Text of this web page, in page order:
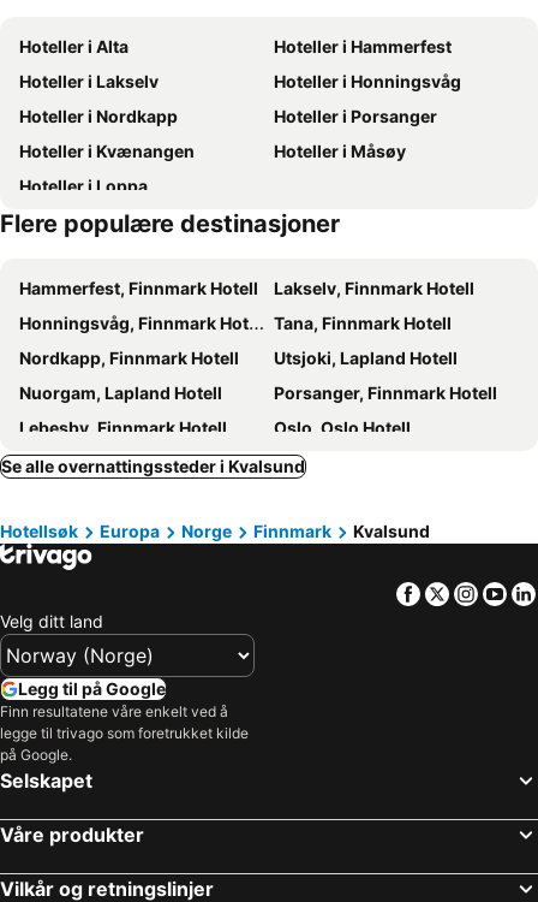
Hoteller i Alta
Hoteller i Hammerfest
Hoteller i Lakselv
Hoteller i Honningsvåg
Hoteller i Nordkapp
Hoteller i Porsanger
Hoteller i Kvænangen
Hoteller i Måsøy
Hoteller i Loppa
Flere populære destinasjoner
Hammerfest, Finnmark Hotell
Lakselv, Finnmark Hotell
Honningsvåg, Finnmark Hotell
Tana, Finnmark Hotell
Nordkapp, Finnmark Hotell
Utsjoki, Lapland Hotell
Nuorgam, Lapland Hotell
Porsanger, Finnmark Hotell
Lebesby, Finnmark Hotell
Oslo, Oslo Hotell
Bergen, Hordaland Hotell
Trondheim, Sør-Trøndelag Hotell
Lillehammer, Oppland Hotell
Tromsø, Troms Hotell
Gardermoen, Akershus Hotell
Se alle overnattingssteder i Kvalsund
Hotellsøk Europa Norge Finnmark Kvalsund
Facebook
Twitter
Velg ditt land
Legg til på Google
Finn resultatene våre enkelt ved å
legge til trivago som foretrukket kilde
på Google.
Selskapet
Våre produkter
Vilkår og retningslinjer